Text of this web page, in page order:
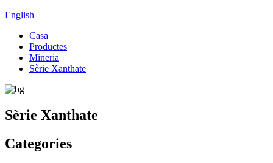
English
Casa
Productes
Mineria
Sèrie Xanthate
Sèrie Xanthate
Categories